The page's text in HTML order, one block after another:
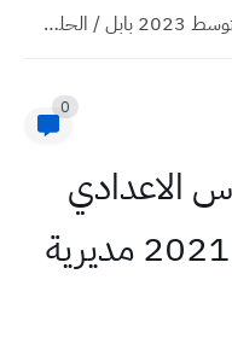
نتائج الثالث المتوسط 2023 بابل / الحلة الدور الاول
0
الاعدادي
ادبي علمي الدور الثاني 2021 مديرية